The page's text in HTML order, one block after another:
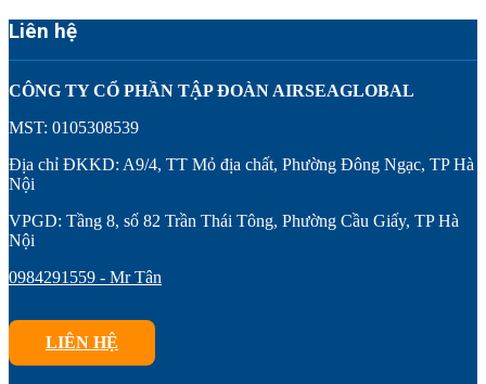
Liên hệ
CÔNG TY CỔ PHẦN TẬP ĐOÀN AIRSEAGLOBAL
MST: 0105308539
Địa chỉ ĐKKD: A9/4, TT Mỏ địa chất, Phường Đông Ngạc, TP Hà
Nội
VPGD: Tầng 8, số 82 Trần Thái Tông, Phường Cầu Giấy, TP Hà
Nội
0984291559 - Mr Tân
LIÊN HỆ